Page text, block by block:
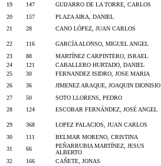
19 147 GUIJARRO DE LA TORRE, CARLOS
20
157 PLAZA AIRA, DANIEL
21
28 CANO LÓPEZ, JUAN CARLOS
22 116 GARCÍA ALONSO, MIGUEL ANGEL
23
88 MARTÍNEZ CARPINTERO, ISRAEL
24
121 CABALLERO HURTADO, DANIEL
25
30 FERNANDEZ ISIDRO, JOSE MARIA
26
36 JIMENEZ ARAQUE, JOAQUIN DIONISIO
27
50 SOTO LLORENS, PEDRO
28
124 ESCOBAR FERNÁNDEZ, JOSÉ ANGEL
29 368 LOPEZ PALACIOS, JUAN CARLOS
30
111 BELMAR MORENO, CRISTINA
31
66
PEÑARRUBIA MARTÍNEZ, JESUS
ALBERTO
32
166 CAÑETE, JONAS